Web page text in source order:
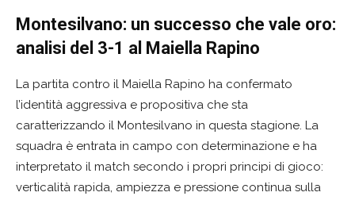
Montesilvano: un successo che vale oro:
analisi del 3-1 al Maiella Rapino
La partita contro il Maiella Rapino ha confermato
l’identità aggressiva e propositiva che sta
caratterizzando il Montesilvano in questa stagione. La
squadra è entrata in campo con determinazione e ha
interpretato il match secondo i propri principi di gioco:
verticalità rapida, ampiezza e pressione continua sulla